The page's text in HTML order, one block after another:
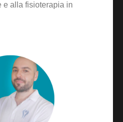
e alla fisioterapia in